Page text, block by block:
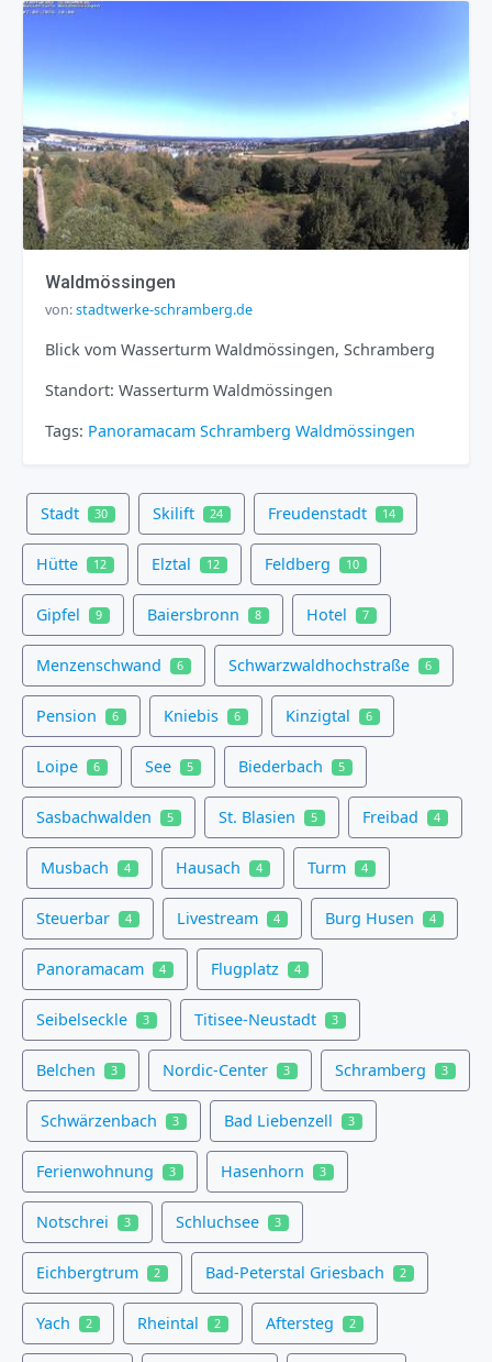
Waldmössingen
von:stadtwerke-schramberg.de
Blick vom Wasserturm Waldmössingen, Schramberg
Standort: Wasserturm Waldmössingen
Tags: Panoramacam Schramberg Waldmössingen
Stadt 30 Skilift 24 Freudenstadt 14
Hütte 12 Elztal 12 Feldberg 10
Gipfel 9 Baiersbronn 8 Hotel 7
Menzenschwand 6 Schwarzwaldhochstraße 6
Pension 6 Kniebis 6 Kinzigtal 6
Loipe 6 See 5 Biederbach 5
Sasbachwalden 5 St. Blasien 5 Freibad 4
Musbach 4 Hausach 4 Turm 4
Steuerbar 4 Livestream 4 Burg Husen 4
Panoramacam 4 Flugplatz 4
Seibelseckle 3 Titisee-Neustadt 3
Belchen 3 Nordic-Center 3 Schramberg 3
Schwärzenbach 3 Bad Liebenzell 3
Ferienwohnung 3 Hasenhorn 3
Notschrei 3 Schluchsee 3
Eichbergtrum 2 Bad-Peterstal Griesbach 2
Yach 2 Rheintal 2 Aftersteg 2